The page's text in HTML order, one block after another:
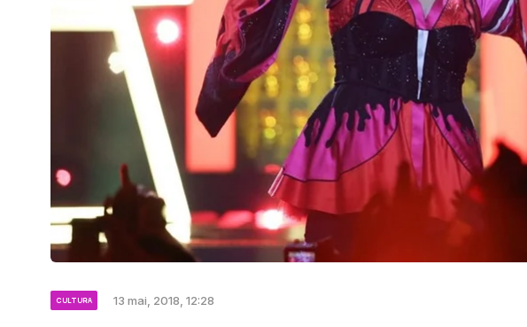
CULTURA 13 mai, 2018, 12:28